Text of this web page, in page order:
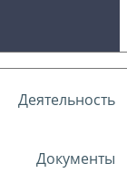
Деятельность
Документы